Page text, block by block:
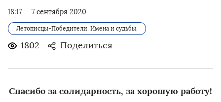
18:17 7 сентября 2020
Летописцы-Победители. Имена и судьбы.
1802 Поделиться
Спасибо за солидарность, за хорошую работу!